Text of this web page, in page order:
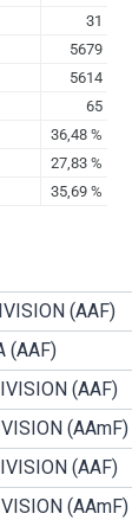
(AAF)
(AAF)
(AAF)
(AAmF)
(AAF)
(AAmF)